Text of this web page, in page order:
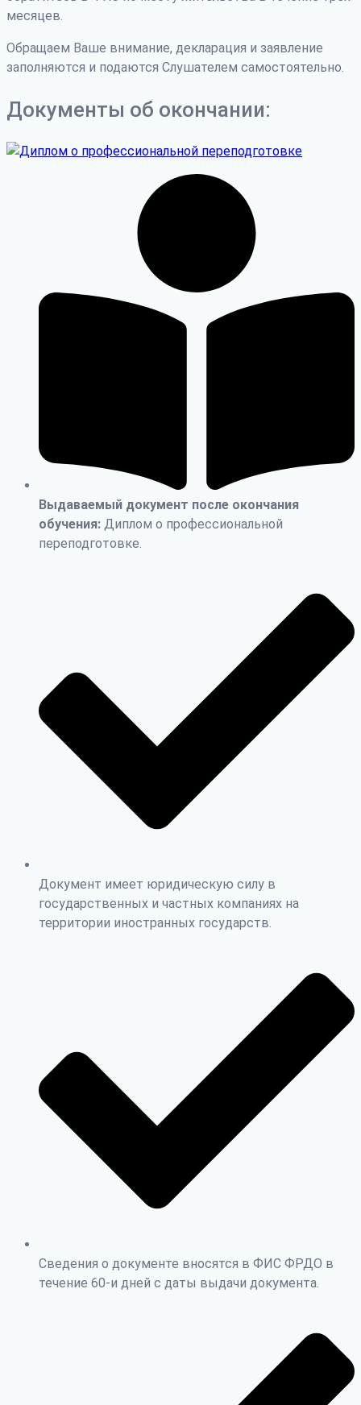
месяцев.
Обращаем Ваше внимание, декларация и заявление
заполняются и подаются Слушателем самостоятельно.
Документы об окончании:
Выдаваемый документ после окончания
обучения: Диплом о профессиональной
переподготовке.
Документ имеет юридическую силу в
государственных и частных компаниях на
территории иностранных государств.
Сведения о документе вносятся в ФИС ФРДО в
течение 60-и дней с даты выдачи документа.